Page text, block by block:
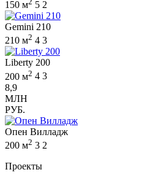
150 м
5 2
Gemini 210
210 м2 4 3
Liberty 200
200 м2 4 3
8,9
МЛН
РУБ.
Опен Вилладж
200 м2 3 2
Проекты